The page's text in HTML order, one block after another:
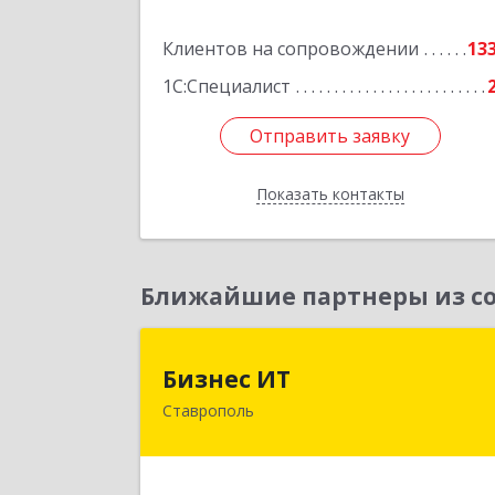
Клиентов на сопровождении
1С:Специалист
Отправить заявку
Показать контакты
Отправить заявку
Назад
Ближайшие партнеры из
Бизнес ИТ
Ставрополь355035, Ставропольский край,